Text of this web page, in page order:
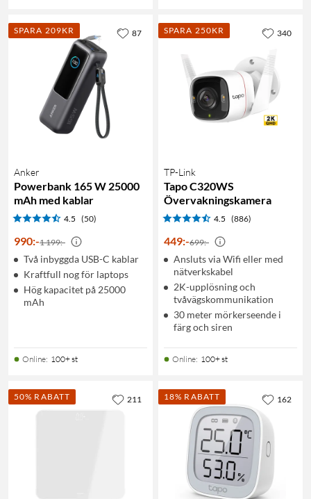
SPARA 209KR
Anker
Powerbank 165 W 25000
mAh med kablar
4.5 (50)
990:-1 199:-
Två inbyggda USB-C kablar
Kraftfull nog för laptops
Hög kapacitet på 25000
mAh
Online: 100+ st
87 SPARA 250KR
TP-Link
Tapo C320WS
Övervakningskamera
4.5 (886)
449:-699:-
Ansluts via Wifi eller med
nätverkskabel
2K-upplösning och
tvåvägskommunikation
30 meter mörkerseende i
färg och siren
Online: 100+ st
340
50% RABATT 211 18% RABATT 162